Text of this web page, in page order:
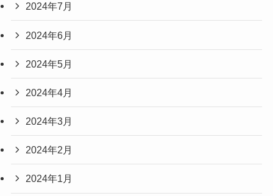
2024年7月
2024年6月
2024年5月
2024年4月
2024年3月
2024年2月
2024年1月